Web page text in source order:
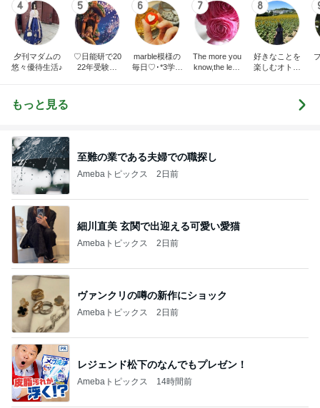
4
夕刊マダムの
悠々優待生活♪
5
♡日能研で20
22年受験終
6
marble模様の
毎日♡･*3学年
7
The more you
know,the less
8
好きなことを
楽しむオトナ
もっと見る
至難の業である夫婦での職探し
Amebaトピックス 2日前
細川直美 玄関で出迎える可愛い愛猫
Amebaトピックス 2日前
ヴァンクリの噂の新作にショック
Amebaトピックス 2日前
レジェンド松下のなんでもプレゼン！
Amebaトピックス 14時間前